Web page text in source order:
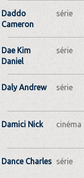
Daddo
Cameron
série
Dae Kim
Daniel
série
Daly Andrew série
Damici Nick cinéma
Dance Charles série